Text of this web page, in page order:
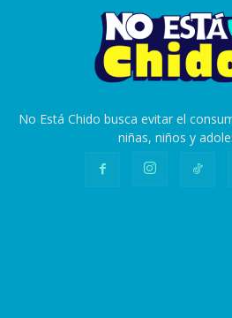
No Está Chido busca evitar el
niñas, niños y